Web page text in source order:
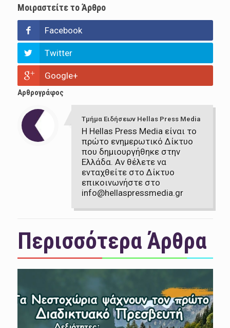
Μοιραστείτε το Άρθρο
Facebook
Twitter
Google+
Αρθρογράφος
Τμήμα Ειδήσεων Hellas Press Media
Η Hellas Press Media είναι το
πρώτο ενημερωτικό Δίκτυο
που δημιουργήθηκε στην
Ελλάδα. Αν θέλετε να
ενταχθείτε στο Δίκτυο
επικοινωνήστε στο
info@hellaspressmedia.gr
Περισσότερα Άρθρα